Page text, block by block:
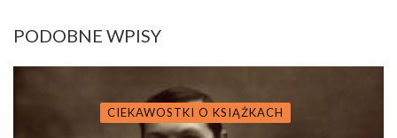
PODOBNE WPISY
CIEKAWOSTKI O KSIĄŻKACH